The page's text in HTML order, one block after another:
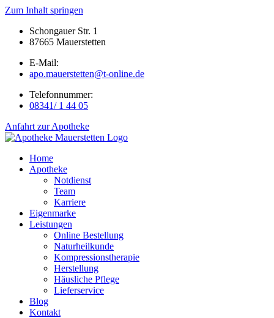
Zum Inhalt springen
Schongauer Str. 1
87665 Mauerstetten
E-Mail:
apo.mauerstetten@t-online.de
Telefonnummer:
08341/ 1 44 05
Anfahrt zur Apotheke
Home
Apotheke
Notdienst
Team
Karriere
Eigenmarke
Leistungen
Online Bestellung
Naturheilkunde
Kompressionstherapie
Herstellung
Häusliche Pflege
Lieferservice
Blog
Kontakt